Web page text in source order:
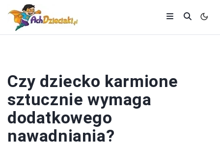
Czy dziecko karmione
sztucznie wymaga
dodatkowego
nawadniania?